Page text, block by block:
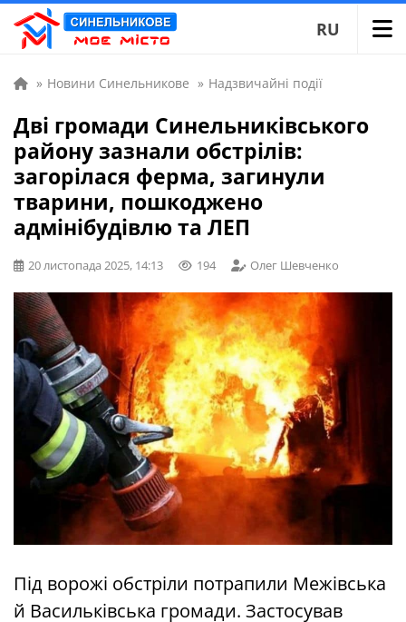
RU
» Новини Синельникове » Надзвичайні події
Дві громади Синельниківського
району зазнали обстрілів:
загорілася ферма, загинули
тварини, пошкоджено
адмінібудівлю та ЛЕП
20 листопада 2025, 14:13 194 Олег Шевченко
Під ворожі обстріли потрапили Межівська
й Васильківська громади. Застосував